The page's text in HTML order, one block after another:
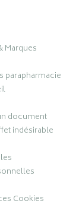
Marques
parapharmacie
document
indésirable
Cookies